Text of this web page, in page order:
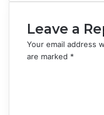
Leave a
Your email address
are marked *